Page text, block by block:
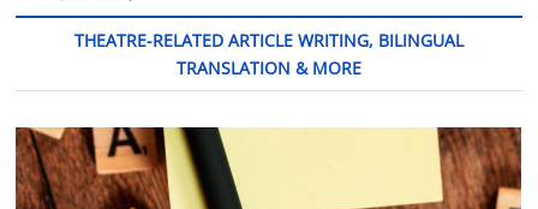
THEATRE-RELATED ARTICLE WRITING, BILINGUAL
TRANSLATION & MORE